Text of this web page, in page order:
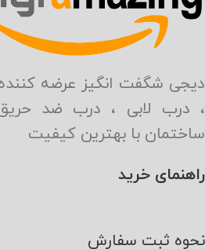
دیجی شگفت انگیز عرضه
، درب لابی ، درب ضد
ساختمان با بهترین کیفیت
راهنمای خرید
نحوه ثبت سفارش